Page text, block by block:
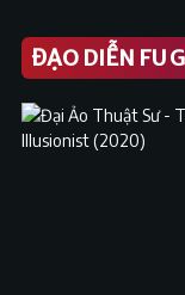
ĐẠO DIỄN FU